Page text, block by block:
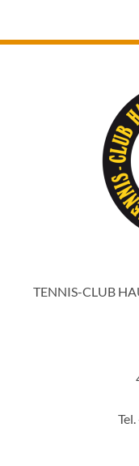
TENNIS-CLUB